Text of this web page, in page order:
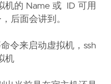
机的 Name 或 ID 可用
后面会讲到。
令来启动虚拟机，ssh
机